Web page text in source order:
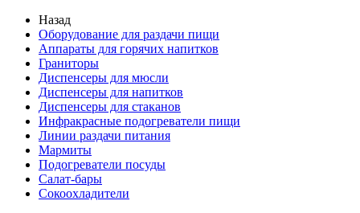
Назад
Оборудование для раздачи пищи
Аппараты для горячих напитков
Граниторы
Диспенсеры для мюсли
Диспенсеры для напитков
Диспенсеры для стаканов
Инфракрасные подогреватели пищи
Линии раздачи питания
Мармиты
Подогреватели посуды
Салат-бары
Сокоохладители